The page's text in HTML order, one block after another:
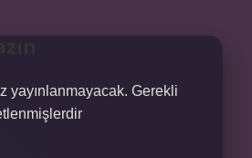
yayınlanmayacak. Gerekli